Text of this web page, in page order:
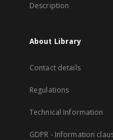
Description
About Library
Contact details
Regulations
Technical Information
GDPR - Information